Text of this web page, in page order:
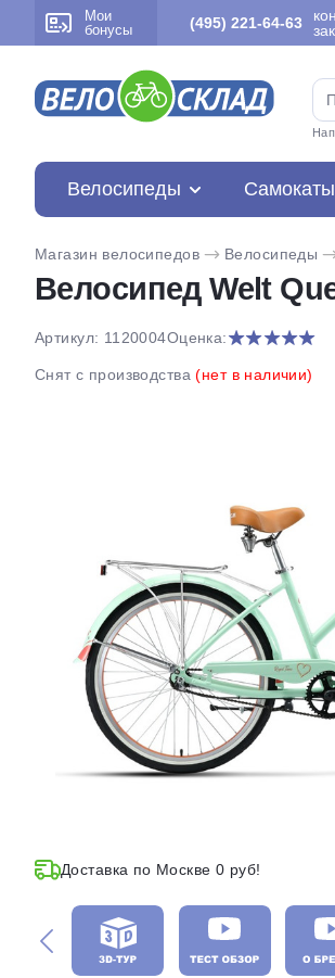
Мои
бонусы
(495) 221-64-63
Велосипеды Самокаты
Магазин велосипедов Велосипеды
Велосипед Welt
Артикул: 1120004Оценка:
Снят с производства(нет в наличии)
Доставка по Москве 0 руб!